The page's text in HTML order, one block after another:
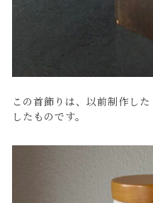
この首飾りは、以前制作
したものです。